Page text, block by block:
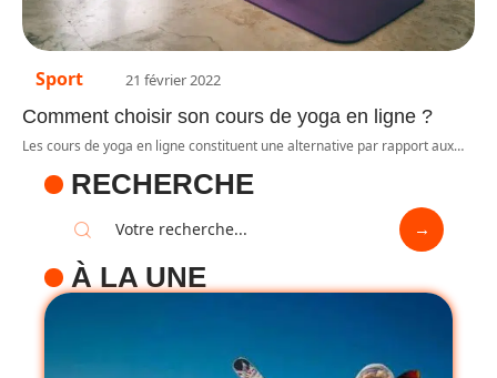
Sport 21 février 2022
Comment choisir son cours de yoga en ligne ?
Les cours de yoga en ligne constituent une alternative par rapport aux…
RECHERCHE
À LA UNE